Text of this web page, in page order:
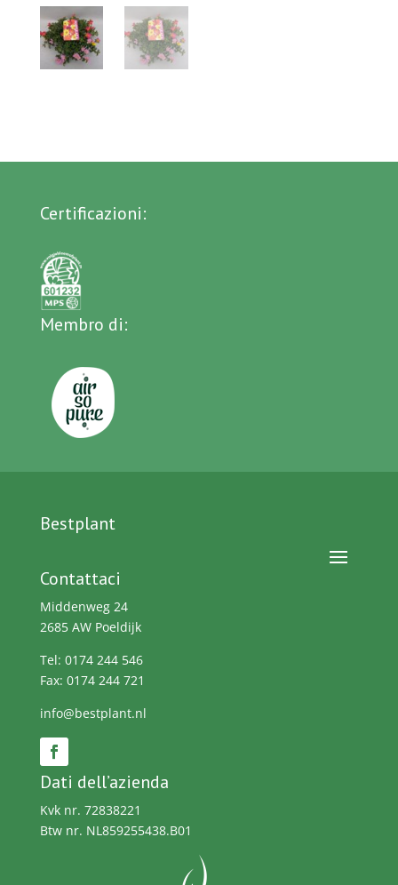
Certificazioni:
Membro di:
Bestplant
Contattaci
Middenweg 24
2685 AW Poeldijk
Tel: 0174 244 546
Fax: 0174 244 721
info@bestplant.nl
Dati dell’azienda
Kvk nr. 72838221
Btw nr. NL859255438.B01